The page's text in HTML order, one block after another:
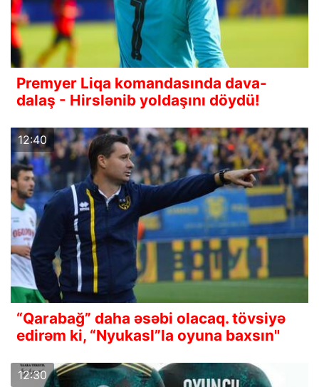
Premyer Liqa komandasında dava-
dalaş - Hirslənib yoldaşını döydü!
12:40
“Qarabağ” daha əsəbi olacaq. tövsiyə
edirəm ki, “Nyukasl”la oyuna baxsın"
12:30